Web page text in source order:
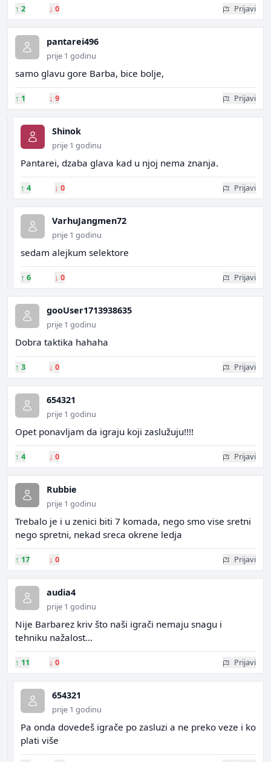
↑ 2 ↓ 0 Prijavi
pantarei496
prije 1 godinu
samo glavu gore Barba, bice bolje,
↑ 1 ↓ 9 Prijavi
Shinok
prije 1 godinu
Pantarei, dzaba glava kad u njoj nema znanja.
↑ 4 ↓ 0 Prijavi
VarhuJangmen72
prije 1 godinu
sedam alejkum selektore
↑ 6 ↓ 0 Prijavi
gooUser1713938635
prije 1 godinu
Dobra taktika hahaha
↑ 3 ↓ 0 Prijavi
654321
prije 1 godinu
Opet ponavljam da igraju koji zaslužuju!!!!
↑ 4 ↓ 0 Prijavi
Rubbie
prije 1 godinu
Trebalo je i u zenici biti 7 komada, nego smo vise sretni
nego spretni, nekad sreca okrene ledja
↑ 17 ↓ 0 Prijavi
audia4
prije 1 godinu
Nije Barbarez kriv što naši igrači nemaju snagu i
tehniku nažalost...
↑ 11 ↓ 0 Prijavi
654321
prije 1 godinu
Pa onda dovedeš igrače po zasluzi a ne preko veze i ko
plati više